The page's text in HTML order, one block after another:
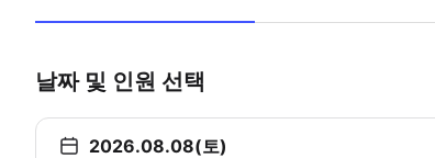
날짜 및 인원 선택
2026.08.08(토)